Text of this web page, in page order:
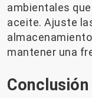
ambientales
aceite. Ajuste
mantener una
Conclusión